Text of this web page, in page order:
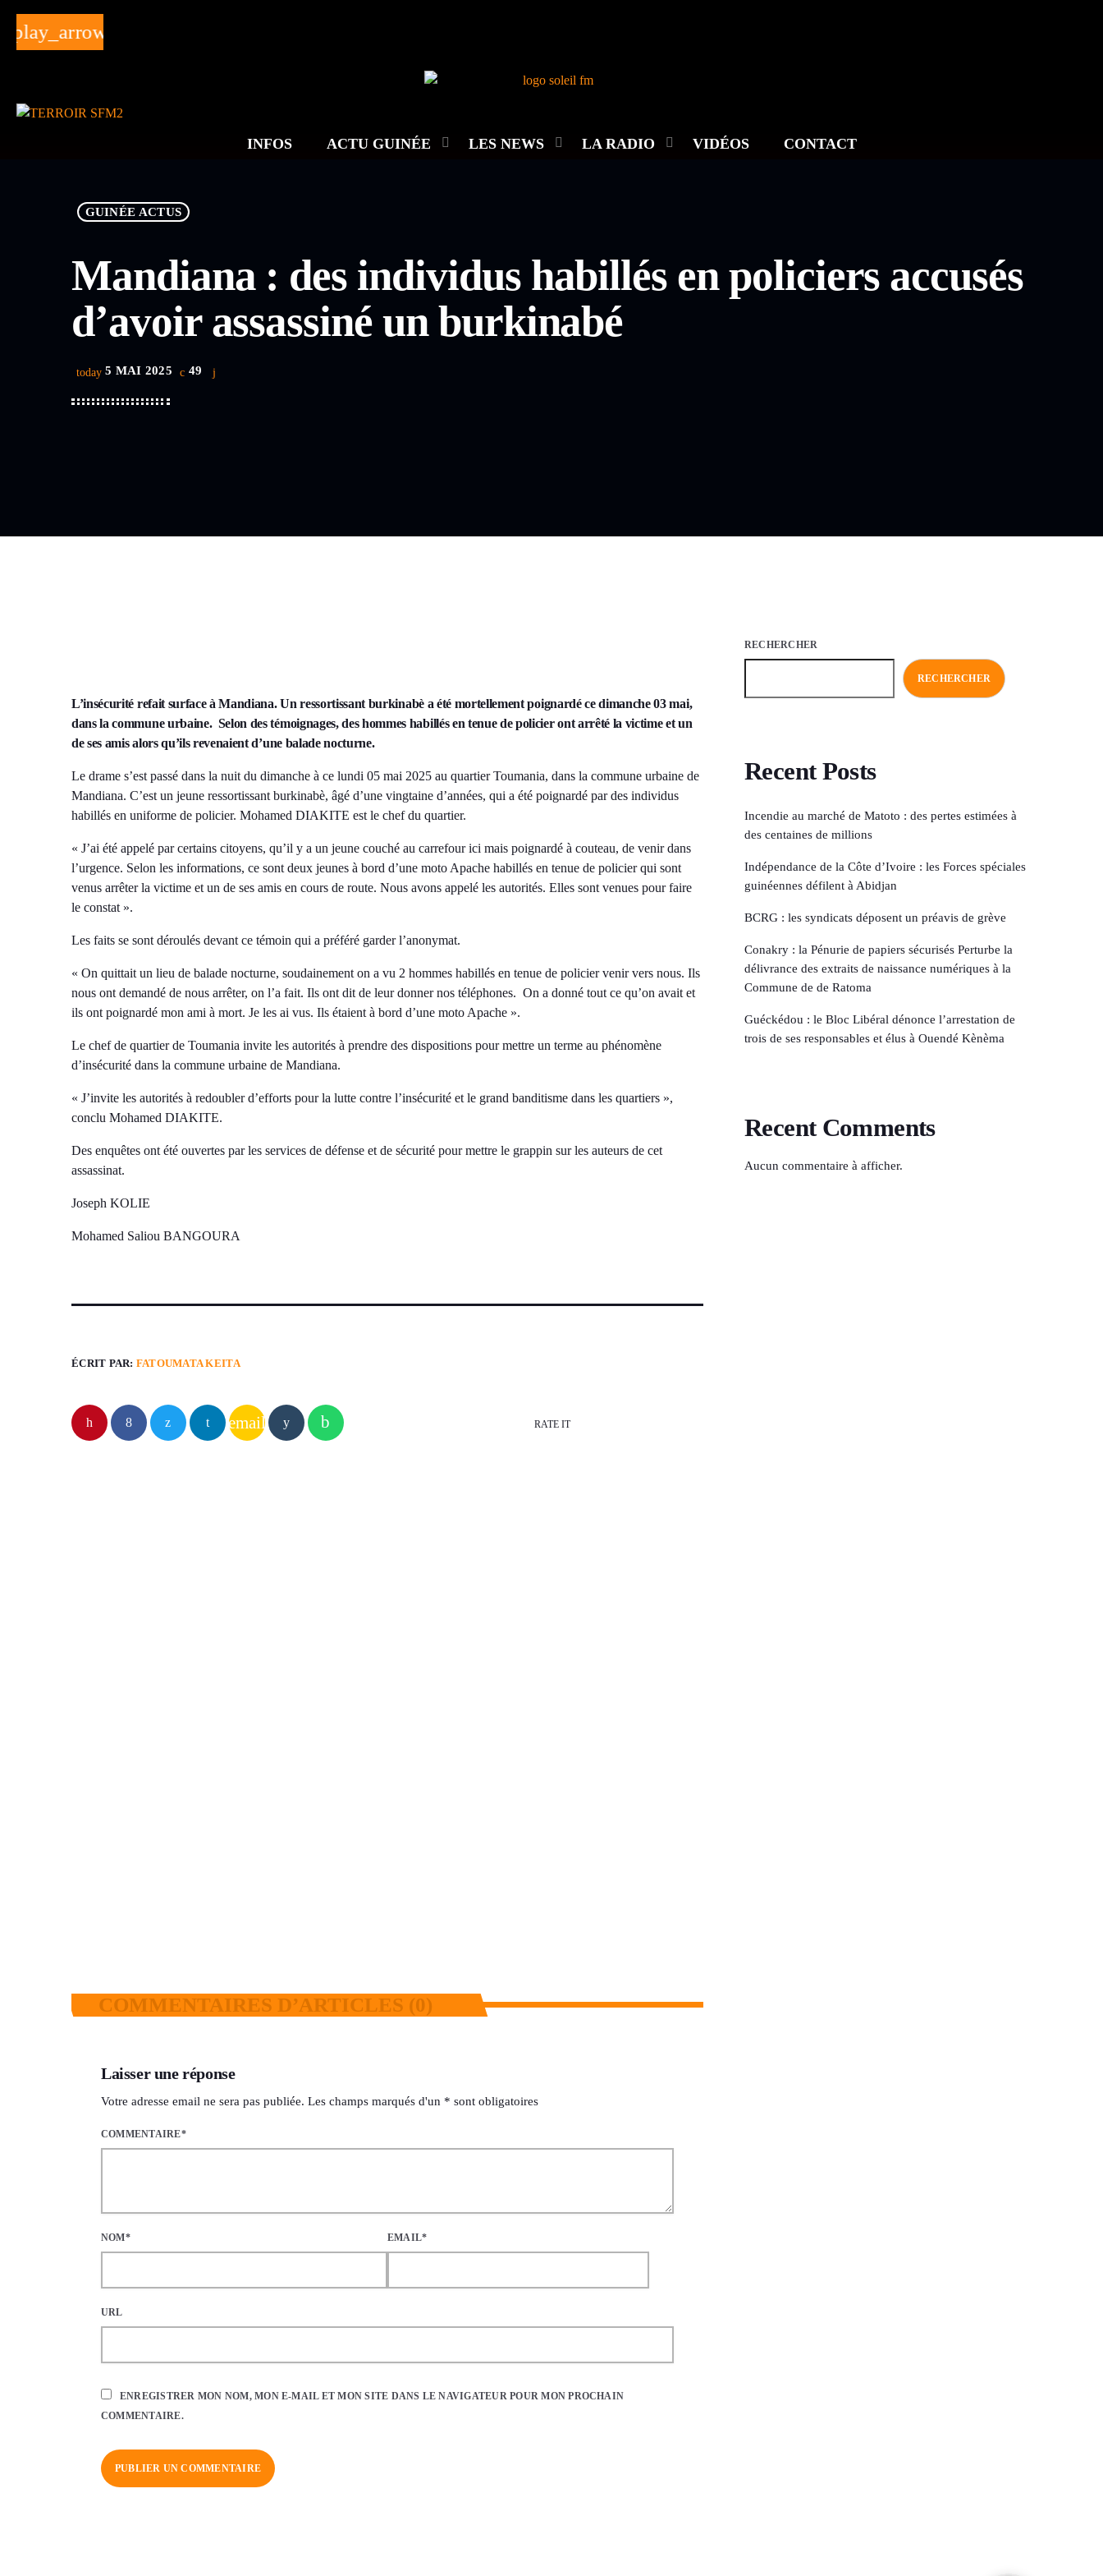
play_arrow
INFOS ACTU GUINÉE LES NEWS LA RADIO VIDÉOS CONTACT
GUINÉE ACTUS
Mandiana : des individus habillés en policiers accusés
d’avoir assassiné un burkinabé
today 5 MAI 2025 49
L’insécurité refait surface à Mandiana. Un ressortissant burkinabè a été mortellement poignardé ce dimanche 03 mai,
dans la commune urbaine. Selon des témoignages, des hommes habillés en tenue de policier ont arrêté la victime et un
de ses amis alors qu’ils revenaient d’une balade nocturne.
Le drame s’est passé dans la nuit du dimanche à ce lundi 05 mai 2025 au quartier Toumania, dans la commune urbaine de
Mandiana. C’est un jeune ressortissant burkinabè, âgé d’une vingtaine d’années, qui a été poignardé par des individus
habillés en uniforme de policier. Mohamed DIAKITE est le chef du quartier.
« J’ai été appelé par certains citoyens, qu’il y a un jeune couché au carrefour ici mais poignardé à couteau, de venir dans
l’urgence. Selon les informations, ce sont deux jeunes à bord d’une moto Apache habillés en tenue de policier qui sont
venus arrêter la victime et un de ses amis en cours de route. Nous avons appelé les autorités. Elles sont venues pour faire
le constat ».
Les faits se sont déroulés devant ce témoin qui a préféré garder l’anonymat.
« On quittait un lieu de balade nocturne, soudainement on a vu 2 hommes habillés en tenue de policier venir vers nous. Ils
nous ont demandé de nous arrêter, on l’a fait. Ils ont dit de leur donner nos téléphones. On a donné tout ce qu’on avait et
ils ont poignardé mon ami à mort. Je les ai vus. Ils étaient à bord d’une moto Apache ».
Le chef de quartier de Toumania invite les autorités à prendre des dispositions pour mettre un terme au phénomène
d’insécurité dans la commune urbaine de Mandiana.
« J’invite les autorités à redoubler d’efforts pour la lutte contre l’insécurité et le grand banditisme dans les quartiers »,
conclu Mohamed DIAKITE.
Des enquêtes ont été ouvertes par les services de défense et de sécurité pour mettre le grappin sur les auteurs de cet
assassinat.
Joseph KOLIE
Mohamed Saliou BANGOURA
ÉCRIT PAR: FATOUMATA KEITA
email RATE IT
COMMENTAIRES D’ARTICLES (0)
Laisser une réponse
Votre adresse email ne sera pas publiée. Les champs marqués d'un * sont obligatoires
COMMENTAIRE*
NOM* EMAIL*
URL
ENREGISTRER MON NOM, MON E-MAIL ET MON SITE DANS LE NAVIGATEUR POUR MON PROCHAIN
COMMENTAIRE.
RECHERCHER
RECHERCHER
Recent Posts
Incendie au marché de Matoto : des pertes estimées à
des centaines de millions
Indépendance de la Côte d’Ivoire : les Forces spéciales
guinéennes défilent à Abidjan
BCRG : les syndicats déposent un préavis de grève
Conakry : la Pénurie de papiers sécurisés Perturbe la
délivrance des extraits de naissance numériques à la
Commune de de Ratoma
Guéckédou : le Bloc Libéral dénonce l’arrestation de
trois de ses responsables et élus à Ouendé Kènèma
Recent Comments
Aucun commentaire à afficher.